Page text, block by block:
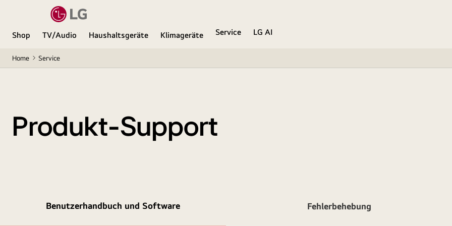
Shop TV/Audio Haushaltsgeräte Klimageräte Service
LG AI
Home Service
Produkt-Support
Benutzerhandbuch und Software Fehlerbehebung